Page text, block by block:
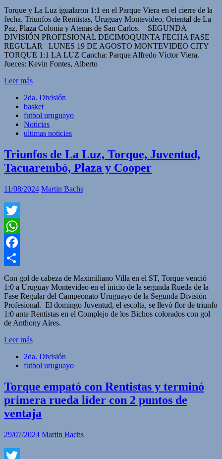
Compartir
Torque y La Luz igualaron 1:1 en el Parque Viera en el cierre de la
fecha. Triunfos de Rentistas, Uruguay Montevideo, Oriental de La
Paz, Plaza Colonia y Atenas de San Carlos. SEGUNDA
DIVISIÓN PROFESIONAL DECIMOQUINTA FECHA FASE
REGULAR LUNES 19 DE AGOSTO MONTEVIDEO CITY
TORQUE 1:1 LA LUZ Cancha: Parque Alfredo Víctor Viera.
Jueces: Kevin Fontes, Alberto
Leer más
2da. División
basket
futbol uruguayo
Noticias
ultimas noticias
Triunfos de La Luz, Torque, Juventud,
Tacuarembó, Plaza y Cooper
11/08/2024 Martin Bachs
Twitter
WhatsApp
Facebook
Compartir
Con gol de cabeza de Maximiliano Villa en el ST, Torque venció
1:0 a Uruguay Montevideo en el inicio de la segunda Rueda de la
Fase Regular del Campeonato Uruguayo de la Segunda División
Profesional. El domingo Juventud, el escolta, se llevó flor de triunfo
1:0 ante Rentistas en el Complejo de los Bichos colorados con gol
de Anthony Aires.
Leer más
2da. División
futbol uruguayo
Torque empató con Rentistas y terminó
primera rueda líder con 2 puntos de
ventaja
29/07/2024 Martin Bachs